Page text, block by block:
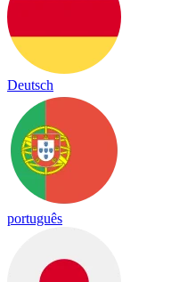
Deutsch
português